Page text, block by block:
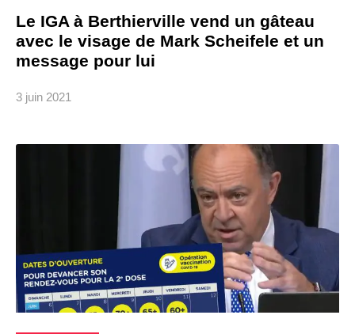
Le IGA à Berthierville vend un gâteau
avec le visage de Mark Scheifele et un
message pour lui
3 juin 2021